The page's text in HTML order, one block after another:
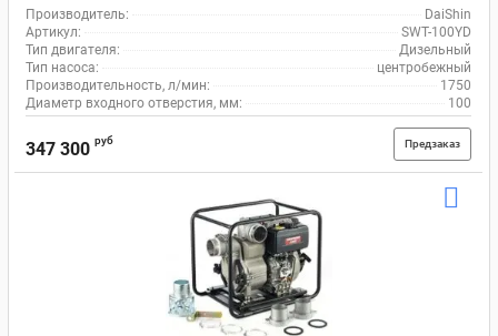
Производитель:
DaiShin
Артикул:
SWT-100YD
Тип двигателя:
Дизельный
Тип насоса:
центробежный
Производительность, л/мин:
1750
Диаметр входного отверстия, мм:
100
347 300 руб Предзаказ